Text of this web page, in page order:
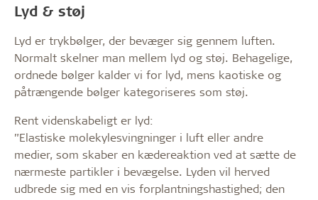
Lyd & støj
Lyd er trykbølger, der bevæger sig gennem luften.
Normalt skelner man mellem lyd og støj. Behagelige,
ordnede bølger kalder vi for lyd, mens kaotiske og
påtrængende bølger kategoriseres som støj.
Rent videnskabeligt er lyd:
”Elastiske molekylesvingninger i luft eller andre
medier, som skaber en kædereaktion ved at sætte de
nærmeste partikler i bevægelse. Lyden vil herved
udbrede sig med en vis forplantningshastighed; den